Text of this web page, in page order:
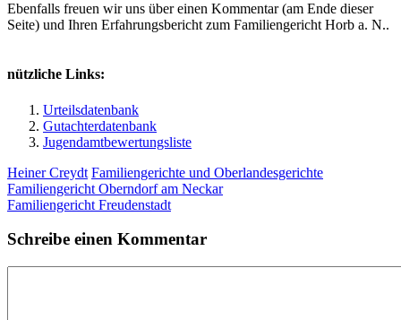
Ebenfalls freuen wir uns über einen Kommentar (am Ende dieser
Seite) und Ihren Erfahrungsbericht zum Familiengericht Horb a. N..
nützliche Links:
Urteilsdatenbank
Gutachterdatenbank
Jugendamtbewertungsliste
Heiner Creydt Familiengerichte und Oberlandesgerichte
Familiengericht Oberndorf am Neckar
Familiengericht Freudenstadt
Schreibe einen Kommentar